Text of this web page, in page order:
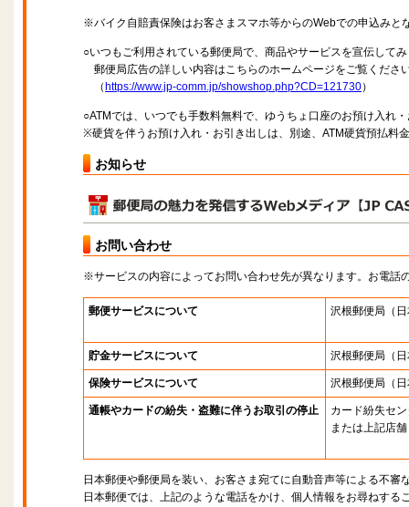
※バイク自賠責保険はお客さまスマホ等からのWebでの申込みと
○いつもご利用されている郵便局で、商品やサービスを宣伝して
郵便局広告の詳しい内容はこちらのホームページをご覧くださ
（ https://www.jp-comm.jp/showshop.php?CD=121730）
○ATMでは、いつでも手数料無料で、ゆうちょ口座のお預け入れ
※硬貨を伴うお預け入れ・お引き出しは、別途、ATM硬貨預払料
お知らせ
お問い合わせ
※サービスの内容によってお問い合わせ先が異なります。お電話
郵便サービスについて 沢根郵便局 （
貯金サービスについて 沢根郵便局 （
保険サービスについて 沢根郵便局 （
通帳やカードの紛失・盗難に伴うお取引の停止
カード紛失セ
または上記店舗
日本郵便や郵便局を装い、お客さま宛てに自動音声等による不審
日本郵便では、上記のような電話をかけ、個人情報をお尋ねする